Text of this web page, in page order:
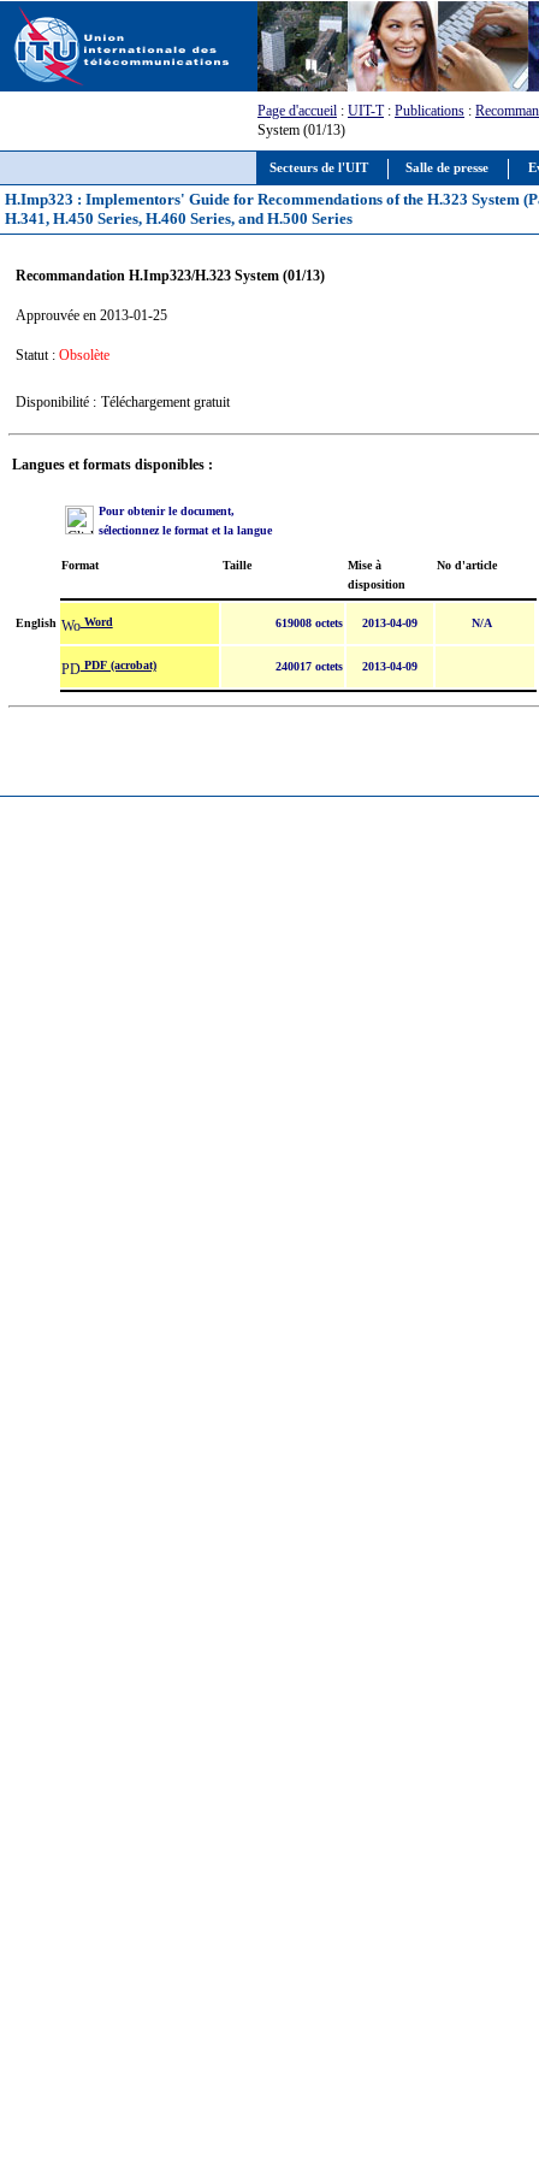
Secteurs de l'UIT Salle de presse
Page d'accueil : UIT-T: Publications :
System (01/13)
H.Imp323 : Implementors' Guide for Recommendations of the H.323 System
H.341, H.450 Series, H.460 Series, and H.500 Series
Recommandation H.Imp323/H.323 System (01/13)
Approuvée en 2013-01-25
Statut : Obsolète
Disponibilité : Téléchargement gratuit
Langues et formats disponibles :
Pour obtenir le document,
sélectionnez le format et la langue
Format Taille
Mise à
disposition
No d'article
English Word 619008 octets 2013-04-09 N/A
PDF (acrobat) 240017 octets 2013-04-09